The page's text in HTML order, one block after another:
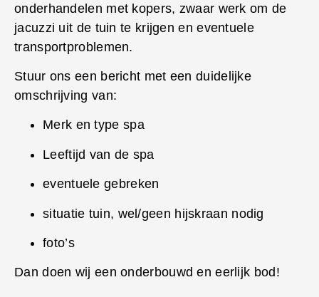
onderhandelen met kopers, zwaar werk om de
jacuzzi uit de tuin te krijgen en eventuele
transportproblemen.
Stuur ons een bericht met een duidelijke
omschrijving van:
Merk en type spa
Leeftijd van de spa
eventuele gebreken
situatie tuin, wel/geen hijskraan nodig
foto’s
Dan doen wij een onderbouwd en eerlijk bod!